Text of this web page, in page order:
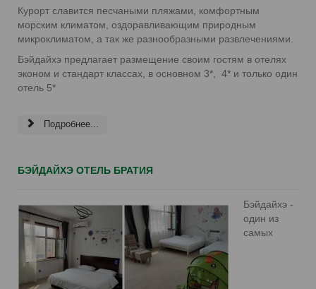
Курорт славится песчаными пляжами, комфортным
морским климатом, оздоравливающим природным
микроклиматом, а так же разнообразными развлечениями.
Бэйдайхэ предлагает размещение своим гостям в отелях
эконом и стандарт классах, в основном 3*, 4* и только один
отель 5*
Подробнее...
БЭЙДАЙХЭ ОТЕЛЬ БРАТИЯ
Бэйдайхэ -
один из
самых